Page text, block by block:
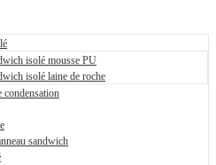
isolé mousse PU
isolé laine de roche
condensation
sandwich